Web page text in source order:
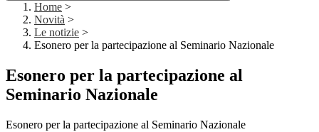
Home >
Novità >
Le notizie >
Esonero per la partecipazione al Seminario Nazionale
Esonero per la partecipazione al
Seminario Nazionale
Esonero per la partecipazione al Seminario Nazionale